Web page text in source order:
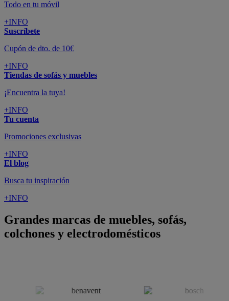
Todo en tu móvil
+INFO
Suscríbete
Cupón de dto. de 10€
+INFO
Tiendas de sofás y muebles
¡Encuentra la tuya!
+INFO
Tu cuenta
Promociones exclusivas
+INFO
El blog
Busca tu inspiración
+INFO
Grandes marcas de muebles, sofás,
colchones y electrodomésticos